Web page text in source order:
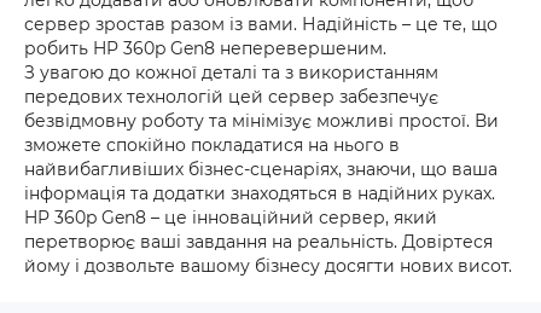
сервер зростав разом із вами. Надійність – це те, що
робить HP 360p Gen8 неперевершеним.
З увагою до кожної деталі та з використанням
передових технологій цей сервер забезпечує
безвідмовну роботу та мінімізує можливі простої. Ви
зможете спокійно покладатися на нього в
найвибагливіших бізнес-сценаріях, знаючи, що ваша
інформація та додатки знаходяться в надійних руках.
HP 360p Gen8 – це інноваційний сервер, який
перетворює ваші завдання на реальність. Довіртеся
йому і дозвольте вашому бізнесу досягти нових висот.